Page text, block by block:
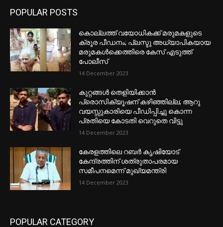
POPULAR POSTS
കൊല്ലത്ത് വയോധികക്ക് മരുമകളുടെ
ക്രൂര പീഡനം; പ്ലസ്ടു അധ്യാപികയായ
മരുമകൾക്കെത്തിരെ കേസ് എടുത്ത്
പോലീസ്
14 December 2023
കുറ്റങ്ങൾ തെളിയിക്കാൻ
പ്രൊസിക്യൂഷന് കഴിഞ്ഞില്ല; ആറു
വയസ്സുകാരിയെ പീഡിപ്പിച്ചു കൊന്ന
പ്രതിയെ കോടതി വെറുതെ വിട്ടു
14 December 2023
കേരളത്തിലെ റബർ കൃഷിയോട്
കേന്ദ്രത്തിന് ശത്രുതാപരമായ
സമീപനമെന്ന് മുഖ്യമന്ത്രി
14 December 2023
POPULAR CATEGORY